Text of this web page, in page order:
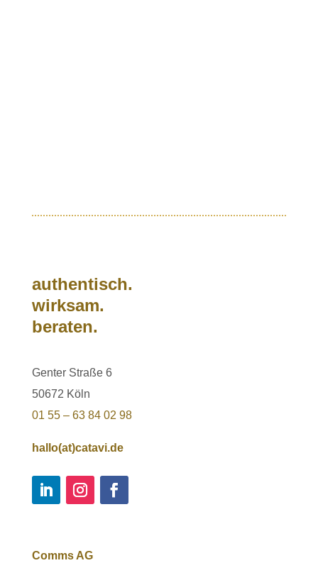
authentisch.
wirksam.
beraten.
Genter Straße 6
50672 Köln
01 55 – 63 84 02 98
hallo(at)catavi.de
Comms AG